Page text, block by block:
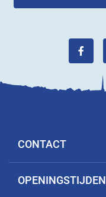
CONTACT
OPENINGSTIJDEN